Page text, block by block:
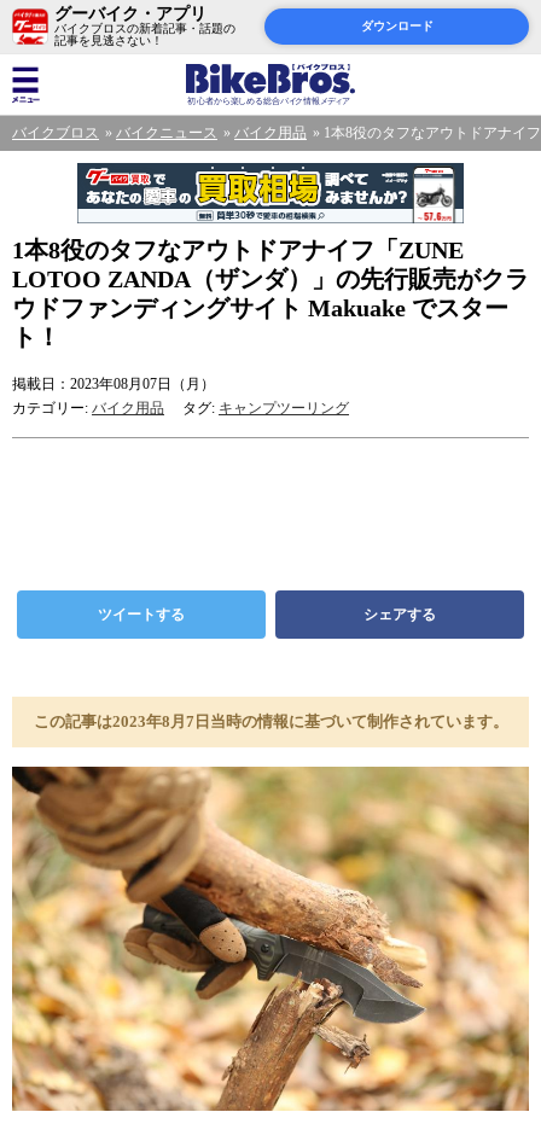
グーバイク・アプリ
バイクブロスの新着記事・話題の
記事を見逃さない！
ダウンロード
バイクブロス バイクニュース バイク用品 1本8役のタフなアウトドアナイ
1本8役のタフなアウトドアナイフ「ZUNE
LOTOO ZANDA（ザンダ）」の先行販売がクラ
ウドファンディングサイト Makuake でスター
ト！
掲載日：2023年08月07日（月）
カテゴリー: バイク用品 タグ: キャンプツーリング
ツイートする シェアする
この記事は2023年8月7日当時の情報に基づいて制作されています。